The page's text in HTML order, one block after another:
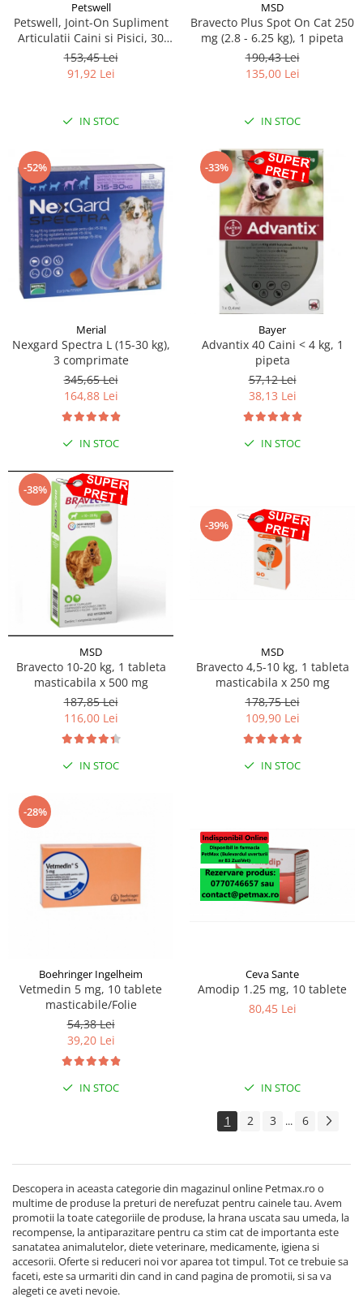
Petswell
Petswell, Joint-On Supliment
Articulatii Caini si Pisici, 30
tablete
153,45 Lei
91,92 Lei
IN STOC
MSD
Bravecto Plus Spot On Cat 250
mg (2.8 - 6.25 kg), 1 pipeta
190,43 Lei
135,00 Lei
IN STOC
-52%
Merial
Nexgard Spectra L (15-30 kg),
3 comprimate
345,65 Lei
164,88 Lei
IN STOC
-33%
Bayer
Advantix 40 Caini < 4 kg, 1
pipeta
57,12 Lei
38,13 Lei
IN STOC
-38%
MSD
Bravecto 10-20 kg, 1 tableta
masticabila x 500 mg
187,85 Lei
116,00 Lei
IN STOC
-39%
MSD
Bravecto 4,5-10 kg, 1 tableta
masticabila x 250 mg
178,75 Lei
109,90 Lei
IN STOC
-28%
Boehringer Ingelheim
Vetmedin 5 mg, 10 tablete
masticabile/Folie
54,38 Lei
39,20 Lei
IN STOC
Ceva Sante
Amodip 1.25 mg, 10 tablete
80,45 Lei
IN STOC
1 2 3 ... 6
Descopera in aceasta categorie din magazinul online Petmax.ro o
multime de produse la preturi de nerefuzat pentru cainele tau. Avem
promotii la toate categoriile de produse, la hrana uscata sau umeda, la
recompense, la antiparazitare pentru ca stim cat de importanta este
sanatatea animalutelor, diete veterinare, medicamente, igiena si
accesorii. Oferte si reduceri noi vor aparea tot timpul. Tot ce trebuie sa
faceti, este sa urmariti din cand in cand pagina de promotii, si sa va
alegeti ce aveti nevoie.